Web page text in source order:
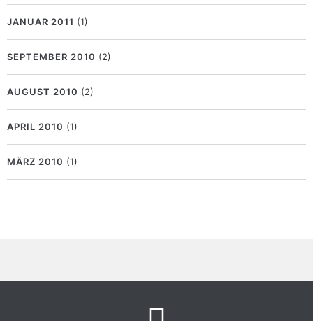
JANUAR 2011 (1)
SEPTEMBER 2010 (2)
AUGUST 2010 (2)
APRIL 2010 (1)
MÄRZ 2010 (1)